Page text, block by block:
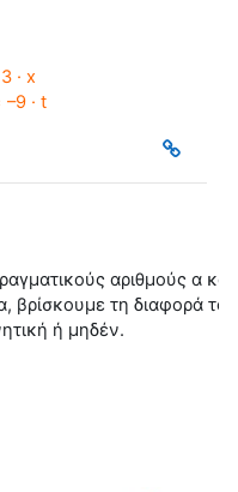
· x
–9 · t
αριθμούς α
βρίσκουμε τη διαφορά
ή μηδέν.